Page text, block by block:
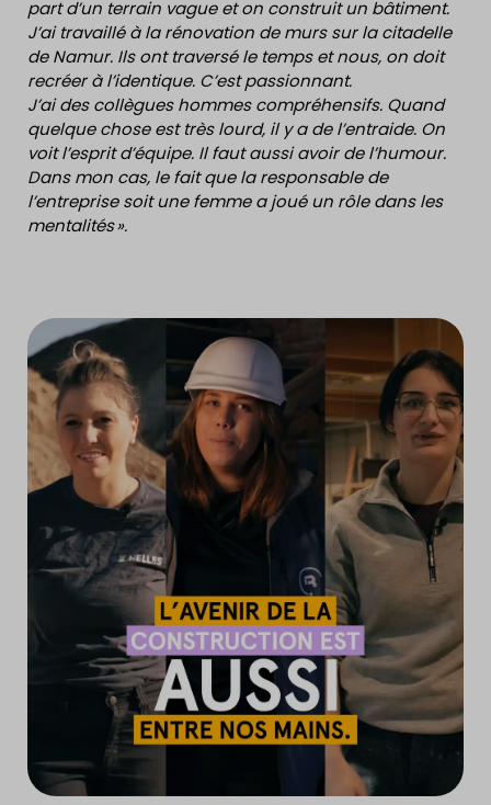
part d’un terrain vague et on construit un bâtiment.
J’ai travaillé à la rénovation de murs sur la citadelle
de Namur. Ils ont traversé le temps et nous, on doit
recréer à l’identique. C’est passionnant.
J’ai des collègues hommes compréhensifs. Quand
quelque chose est très lourd, il y a de l’entraide. On
voit l’esprit d’équipe. Il faut aussi avoir de l’humour.
Dans mon cas, le fait que la responsable de
l’entreprise soit une femme a joué un rôle dans les
mentalités ».